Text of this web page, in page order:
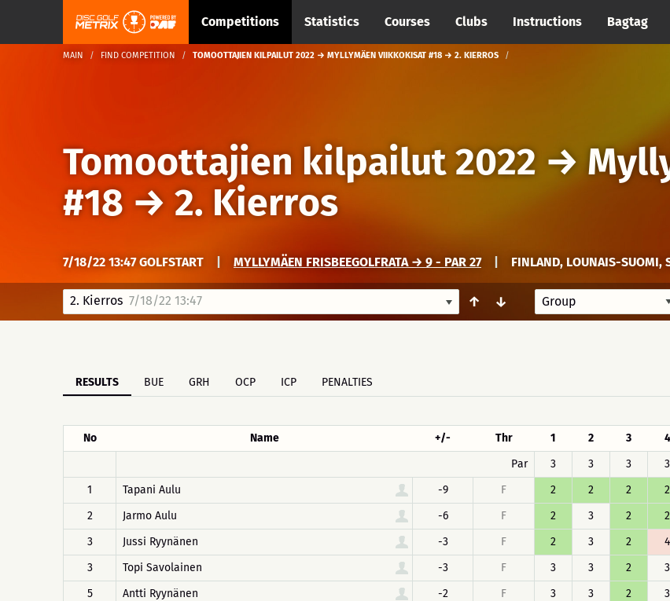
Competitions Statistics Courses Clubs Instructions Bagtag
MAIN FIND COMPETITION TOMOOTTAJIEN KILPAILUT 2022 → MYLLYMÄEN VIIKKOKISAT #18 → 2. KIERROS
Tomoottajien kilpailut 2022 →
#18 → 2. Kierros
7/18/22 13:47 GOLFSTART MYLLYMÄEN FRISBEEGOLFRATA → 9 - PAR 27 FINLAND, LOUNAIS-SUOMI,
2. Kierros 7/18/22 13:47 ↑ ↓
RESULTS BUE GRH OCP ICP PENALTIES
No Name +/- Thr 1 2 3 4
Par
3 3 3 3
1
Tapani Aulu -9 F 2 2 2 2
2
Jarmo Aulu -6 F 2 3 2 2
3
Jussi Ryynänen -3 F 2 3 2 4
3
Topi Savolainen -3 F 3 3 2 3
5
Antti Ryynänen -2 F 3 3 2 3